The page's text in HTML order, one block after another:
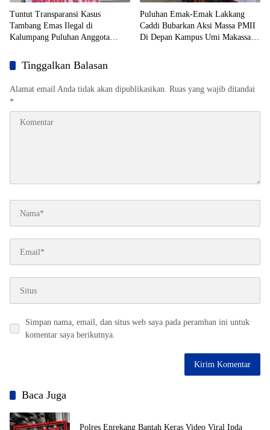
Tuntut Transparansi Kasus
Tambang Emas Ilegal di
Kalumpang Puluhan Anggota
Puluhan Emak-Emak Lakkang
Caddi Bubarkan Aksi Massa PMII
Di Depan Kampus Umi Makassar
Tinggalkan Balasan
Alamat email Anda tidak akan dipublikasikan. Ruas yang wajib ditandai
*
Simpan nama, email, dan situs web saya pada peramban ini untuk
komentar saya berikutnya.
Baca Juga
Polres Enrekang Bantah Keras Video Viral Ipda